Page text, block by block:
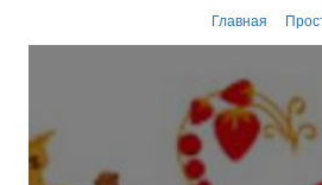
к
Главная